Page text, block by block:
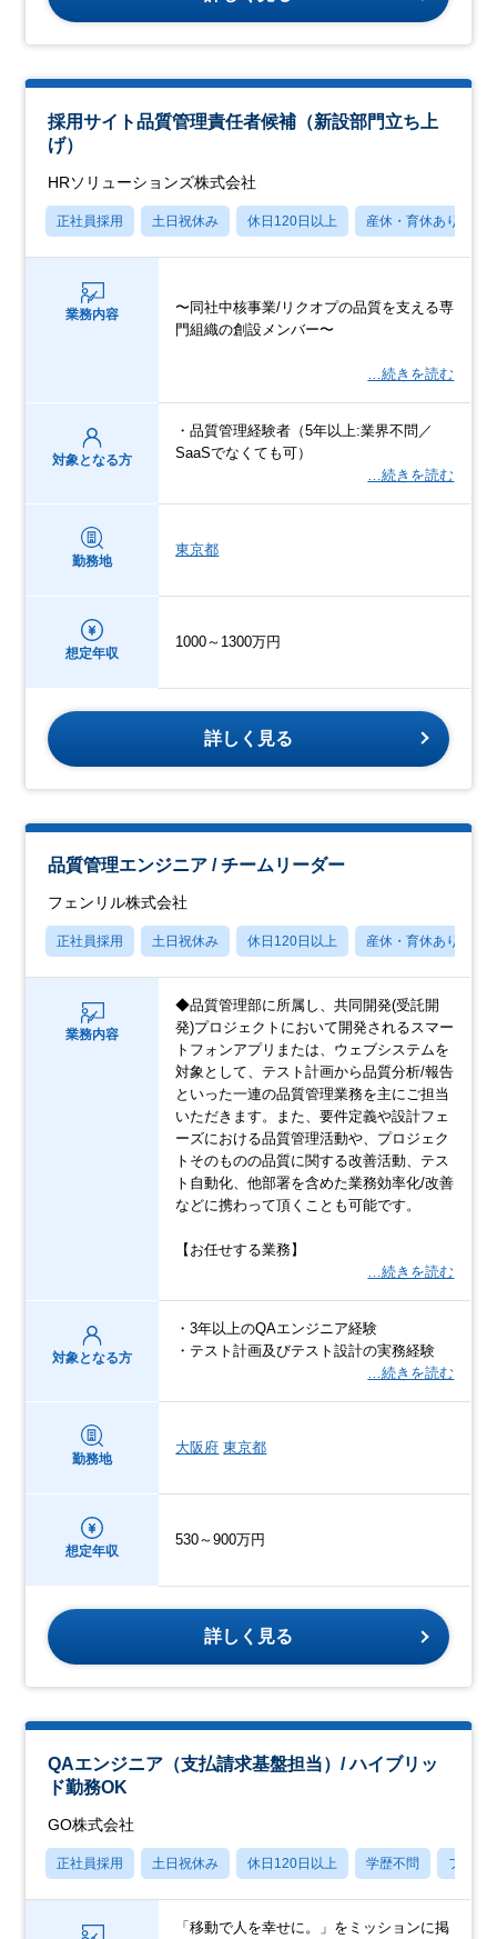
採用サイト品質管理責任者候補（新設部門立ち上
げ）
HRソリューションズ株式会社
正社員採用 土日祝休み 休日120日以上 産休・育休あり
業務内容
〜同社中核事業/リクオプの品質を支える専
門組織の創設メンバー〜
…続きを読む
対象となる方
・品質管理経験者（5年以上:業界不問／
SaaSでなくても可）
…続きを読む
勤務地
東京都
想定年収
1000～1300万円
詳しく見る
品質管理エンジニア / チームリーダー
フェンリル株式会社
正社員採用 土日祝休み 休日120日以上 産休・育休あり
業務内容
◆品質管理部に所属し、共同開発(受託開
発)プロジェクトにおいて開発されるスマー
トフォンアプリまたは、ウェブシステムを
対象として、テスト計画から品質分析/報告
といった一連の品質管理業務を主にご担当
いただきます。また、要件定義や設計フェ
ーズにおける品質管理活動や、プロジェク
トそのものの品質に関する改善活動、テス
ト自動化、他部署を含めた業務効率化/改善
などに携わって頂くことも可能です。
【お任せする業務】
…続きを読む
対象となる方
・3年以上のQAエンジニア経験
・テスト計画及びテスト設計の実務経験
…続きを読む
勤務地
大阪府 東京都
想定年収
530～900万円
詳しく見る
QAエンジニア（支払請求基盤担当）/ ハイブリッ
ド勤務OK
GO株式会社
正社員採用 土日祝休み 休日120日以上 学歴不問 フレッ
「移動で人を幸せに。」をミッションに掲